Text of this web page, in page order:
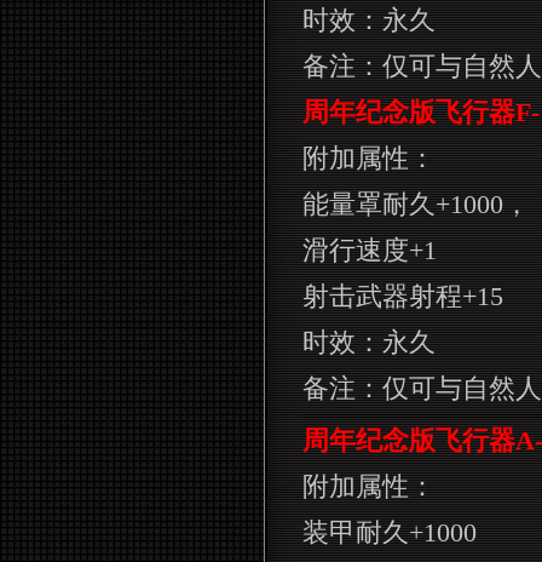
时效：永久
备注：仅可与自然
周年纪念版飞行器F-
附加属性：
能量罩耐久+1000，
滑行速度+1
射击武器射程+15
时效：永久
备注：仅可与自然
周年纪念版飞行器A-
附加属性：
装甲耐久+1000